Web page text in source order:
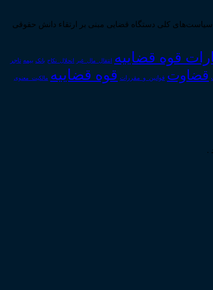
سند چشم‌انداز بیست ساله کشور و سیاست‌های کلی دستگاه قضایی مبنی بر ارتقاء دانش حقوقی
قوه قضاییه انتقال_مال_غیر انحلال_نکاح بانک بیمه تاجر
قضاوت قوانین_و_مقررات قوه قضاییه مالکیت_معنوی
.